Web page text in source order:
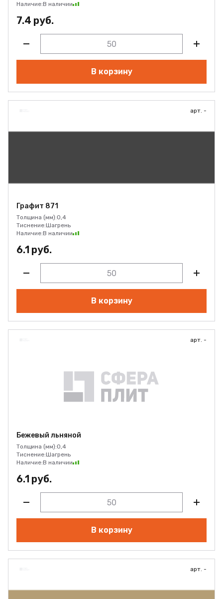
Наличие:В наличии
7.4 руб.
В корзину
арт. -
Графит 871
Толщина (мм):0,4
Тиснение:Шагрень
Наличие:В наличии
6.1 руб.
В корзину
арт. -
Бежевый льняной
Толщина (мм):0,4
Тиснение:Шагрень
Наличие:В наличии
6.1 руб.
В корзину
арт. -